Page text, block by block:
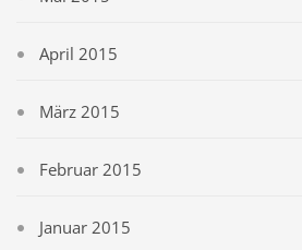
April 2015
März 2015
Februar 2015
Januar 2015